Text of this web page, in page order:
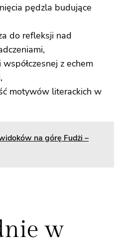
pędzla budujące
do refleksji nad
współczesnej z echem
motywów literackich w
na górę Fudżi –
w